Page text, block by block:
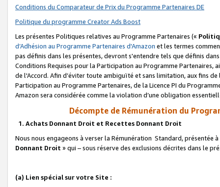
Conditions du Comparateur de Prix du Programme Partenaires DE
Politique du programme Creator Ads Boost
Les présentes Politiques relatives au Programme Partenaires («
d’Adhésion au Programme Partenaires d'Amazon et les termes
pas définis dans les présentes, devront s'entendre tels que définis
Conditions Requises pour la Participation au Programme Partenaires,
de l'Accord. Afin d’éviter toute ambiguïté et sans limitation, aux fins
Participation au Programme Partenaires, de la Licence PI du
Amazon sera considérée comme la violation d’une obligation
Décompte de Rémunération du
1. Achats Donnant Droit et Recettes Donnant Droit
Nous nous engageons à verser la Rémunération Standard, présentée
Donnant Droit » qui – sous réserve des exclusions décrites dans le
(a) Lien spécial sur votre Site :